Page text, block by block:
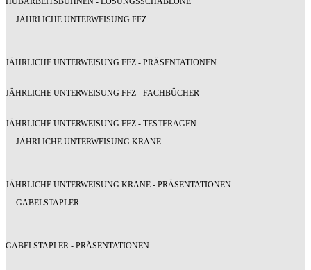
JÄHRLICHE UNTERWEISUNG FFZ
JÄHRLICHE UNTERWEISUNG FFZ - PRÄSENTATIONEN
JÄHRLICHE UNTERWEISUNG FFZ - FACHBÜCHER
JÄHRLICHE UNTERWEISUNG FFZ - TESTFRAGEN
JÄHRLICHE UNTERWEISUNG KRANE
JÄHRLICHE UNTERWEISUNG KRANE - PRÄSENTATIONEN
GABELSTAPLER
GABELSTAPLER - PRÄSENTATIONEN